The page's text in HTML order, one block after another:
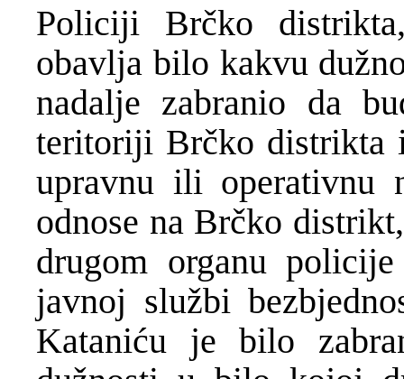
Policiji Brčko
obavlja bilo kakvu
nadalje zabranio da
teritoriji Brčko distrikta
upravnu ili operativnu
odnose na Brčko
drugom organu
javnoj službi
Kataniću je bilo